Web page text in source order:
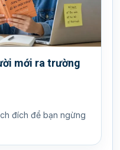
mới ra trường
đích để bạn ngừng